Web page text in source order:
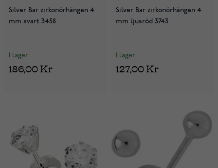
Silver Bar zirkonörhängen 4
mm svart 3458
I lager
186,00 Kr
Silver Bar zirkonörhängen 4
mm ljusröd 3743
I lager
127,00 Kr